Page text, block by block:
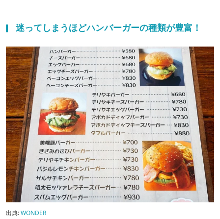
迷ってしまうほどハンバーガーの種類が豊富！
出典:WONDER